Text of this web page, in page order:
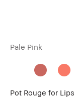
Pale Pink
Pot Rouge for